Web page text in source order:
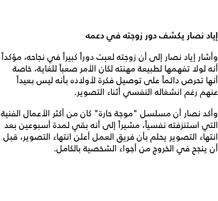
إياد نصار يكشف دور زوجته في دعمه
وأشار إياد نصار إلى أن زوجته لعبت دوراً كبيراً في نجاحه، مؤكداً
أنه لولا تفهمها لطبيعة مهنته لكان الأمر صعباً للغاية، خاصة
أنها تحرص دائماً على توصيل فكرة لأولاده بأنه ليس بعيداً
عنهم رغم انشغاله النفسي أثناء التصوير.
وأكد نصار أن مسلسل "موجة حارة" كان من أكثر الأعمال الفنية
التي استنزفته نفسياً، مشيراً إلى أنه بقي لمدة أسبوعين بعد
انتهاء التصوير يحلم بأن فريق العمل أعلن انتهاء التصوير، قبل
أن ينجح في الخروج من أجواء الشخصية بالكامل.